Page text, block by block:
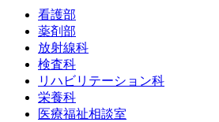
看護部
薬剤部
放射線科
検査科
リハビリテーション科
栄養科
医療福祉相談室